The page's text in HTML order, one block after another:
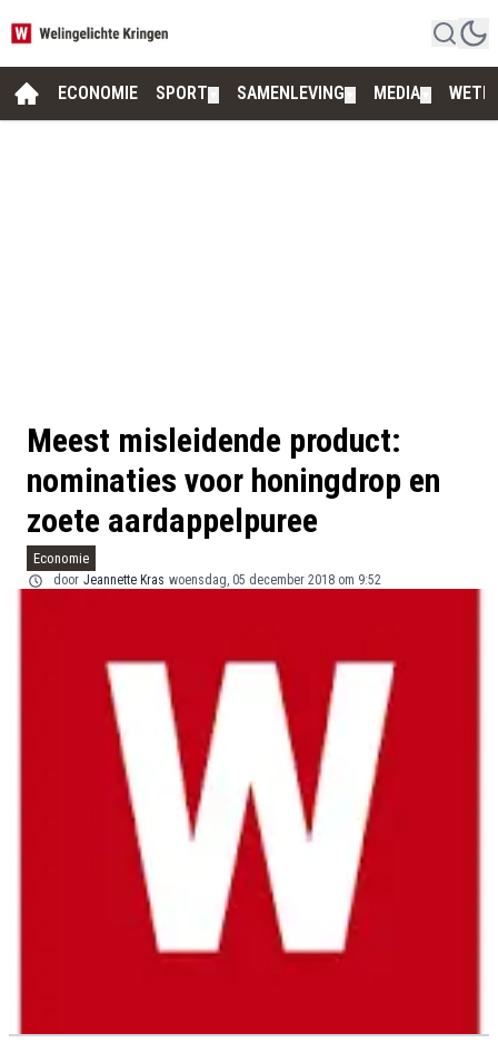
ECONOMIE SPORT SAMENLEVING MEDIA
Meest misleidende product:
nominaties voor honingdrop en
zoete aardappelpuree
Economie
door Jeannette Kras woensdag, 05 december 2018 om 9:52